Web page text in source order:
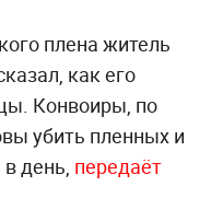
плена житель
как его
Конвоиры, по
убить пленных и
в день, передаёт